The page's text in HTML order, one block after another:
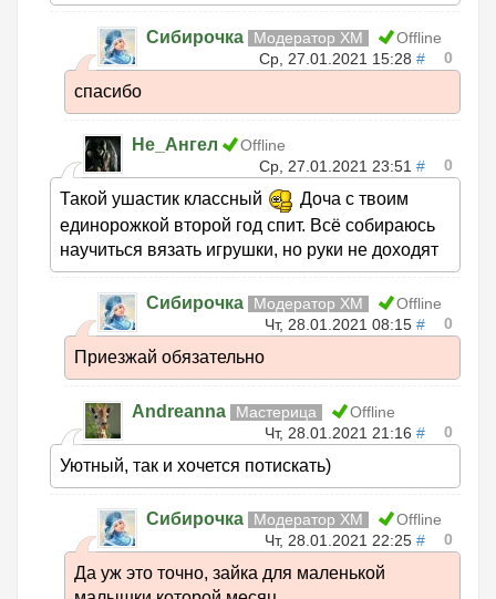
Сибирочка Модератор ХМ
Offline
Ср, 27.01.2021 15:28 # 0
спасибо
Не_Ангел
Offline
Ср, 27.01.2021 23:51 # 0
Такой ушастик классный
Доча с твоим
единорожкой второй год спит. Всё собираюсь
научиться вязать игрушки, но руки не доходят
Сибирочка Модератор ХМ
Offline
Чт, 28.01.2021 08:15 # 0
Приезжай обязательно
Andreanna Мастерица
Offline
Чт, 28.01.2021 21:16 # 0
Уютный, так и хочется потискать)
Сибирочка Модератор ХМ
Offline
Чт, 28.01.2021 22:25 # 0
Да уж это точно, зайка для маленькой